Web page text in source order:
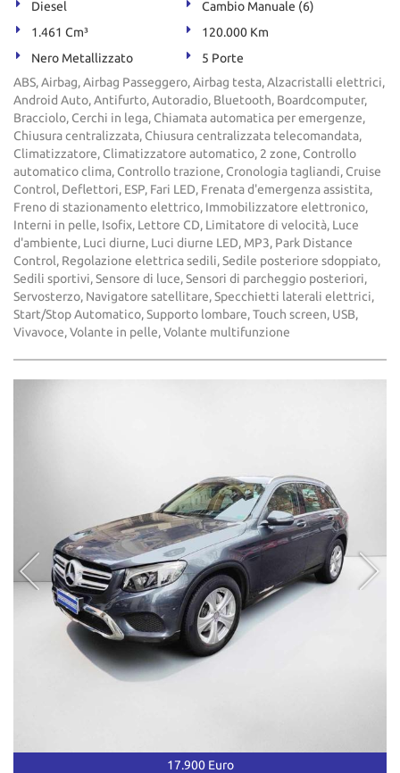
Diesel
Cambio Manuale (6)
1.461 Cm³
120.000 Km
Nero Metallizzato
5 Porte
ABS, Airbag, Airbag Passeggero, Airbag testa, Alzacristalli elettrici,
Android Auto, Antifurto, Autoradio, Bluetooth, Boardcomputer,
Bracciolo, Cerchi in lega, Chiamata automatica per emergenze,
Chiusura centralizzata, Chiusura centralizzata telecomandata,
Climatizzatore, Climatizzatore automatico, 2 zone, Controllo
automatico clima, Controllo trazione, Cronologia tagliandi, Cruise
Control, Deflettori, ESP, Fari LED, Frenata d'emergenza assistita,
Freno di stazionamento elettrico, Immobilizzatore elettronico,
Interni in pelle, Isofix, Lettore CD, Limitatore di velocità, Luce
d'ambiente, Luci diurne, Luci diurne LED, MP3, Park Distance
Control, Regolazione elettrica sedili, Sedile posteriore sdoppiato,
Sedili sportivi, Sensore di luce, Sensori di parcheggio posteriori,
Servosterzo, Navigatore satellitare, Specchietti laterali elettrici,
Start/Stop Automatico, Supporto lombare, Touch screen, USB,
Vivavoce, Volante in pelle, Volante multifunzione
17.900 Euro